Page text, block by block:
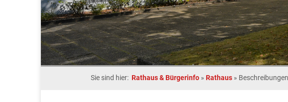
Sie sind hier: Rathaus & Bürgerinfo » Rathaus »